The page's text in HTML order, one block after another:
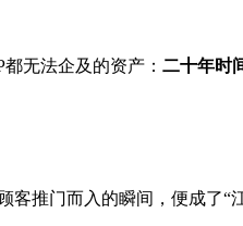
无法企及的资产： 二十年时
推门而入的瞬间，便成了“江